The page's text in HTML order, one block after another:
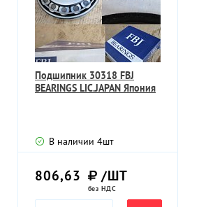
Подшипник 30318 FBJ
BEARINGS LIC.JAPAN Япония
В наличии 4шт
806,63 /ШТ
без НДС